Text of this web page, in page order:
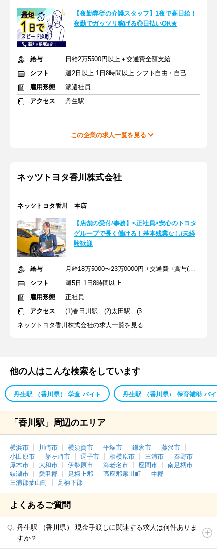
【夜勤専従の介護スタッフ】1夜で高日給！
夜勤でガッツリ稼げる◎日払いOK★
給与
日給2万5500円以上＋交通費全額支給
シフト
週2日以上 1日8時間以上 シフト自由・自己申告
雇用形態
派遣社員
アクセス
丹生駅
この企業の求人一覧を見る
ネッツトヨタ香川株式会社
ネッツトヨタ香川 本店
【店舗の受付/事務】<正社員>安心のトヨタ
グループで長く働ける！基本残業なし/未経
験歓迎
給与
月給18万5000〜23万0000円 +交通費 +賞与(年2回)
シフト
週5日 1日8時間以上
雇用形態
正社員
アクセス
(1)春日川駅 (2)太田駅 (3)丹生駅
ネッツトヨタ香川株式会社の求人一覧を見る
他の人はこんな検索をしています
丹生駅 （香川県） 学童 バイト 丹生駅 （香川県） 保育補助 バ
「香川駅」周辺のエリア
横浜市 川崎市 横須賀市 平塚市 鎌倉市
藤沢市
小田原市
茅ヶ崎市 逗子市 相模原市 三浦市
秦野市
厚木市
大和市 伊勢原市 海老名市 座間市
南足柄市
綾瀬市
愛甲郡 足柄上郡 高座郡寒川町
中郡
三浦郡葉山町
足柄下郡
よくあるご質問
丹生駅 （香川県） 現金手渡しに関連する求人は何件ありま
すか？